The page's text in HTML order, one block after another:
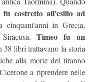
fu costretto all'esilio ad
in Grecia,
Timeo fu un
libri trattavano la storia
alla morte del tiranno
a riprendere nelle